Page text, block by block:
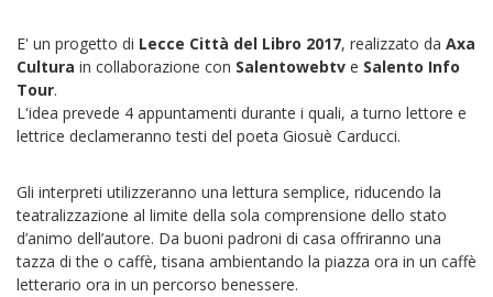
E' un progetto di Lecce Città del Libro 2017, realizzato da Axa
Cultura in collaborazione con Salentowebtv e Salento Info
Tour.
L'idea prevede 4 appuntamenti durante i quali, a turno lettore e
lettrice declameranno testi del poeta Giosuè Carducci.
Gli interpreti utilizzeranno una lettura semplice, riducendo la
teatralizzazione al limite della sola comprensione dello stato
d’animo dell’autore. Da buoni padroni di casa offriranno una
tazza di the o caffè, tisana ambientando la piazza ora in un caffè
letterario ora in un percorso benessere.